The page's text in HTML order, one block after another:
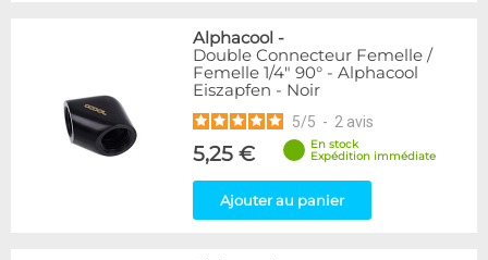
Alphacool -
Double Connecteur Femelle /
Femelle 1/4" 90° - Alphacool
Eiszapfen - Noir
5/5 - 2 avis
5,25 €
En stock
Expédition immédiate
Ajouter au panier